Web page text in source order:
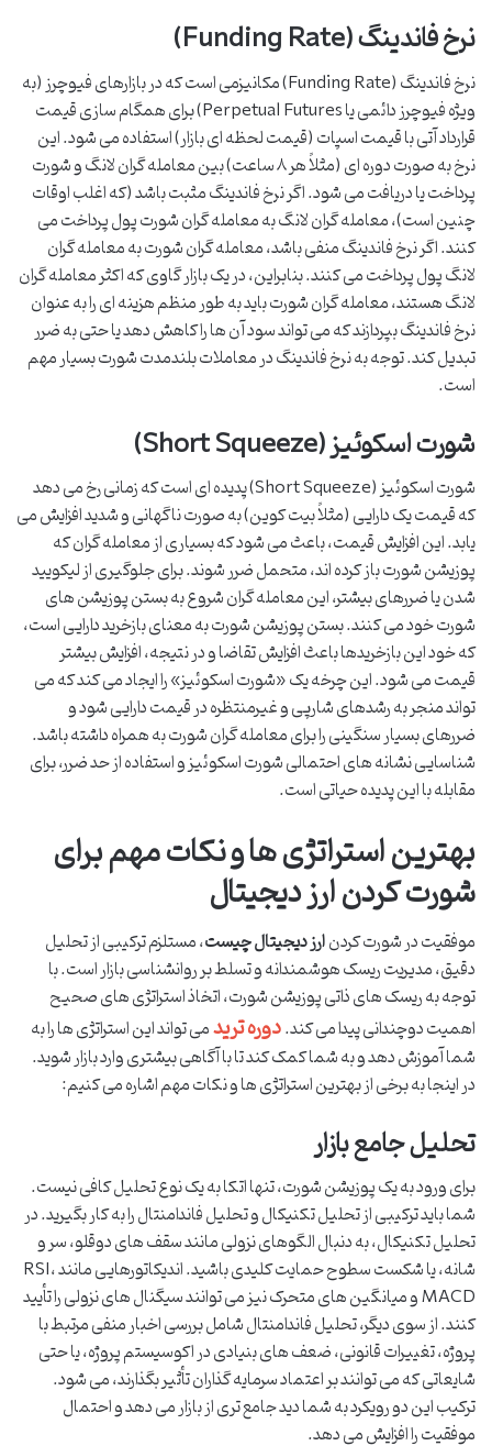
نرخ فاندینگ (Funding Rate)
نرخ فاندینگ (Funding Rate) مکانیزمی است که در بازارهای فیوچرز (به
ویژه فیوچرز دائمی یا Perpetual Futures) برای همگام سازی قیمت
قرارداد آتی با قیمت اسپات (قیمت لحظه ای بازار) استفاده می شود. این
نرخ به صورت دوره ای (مثلاً هر ۸ ساعت) بین معامله گران لانگ و شورت
پرداخت یا دریافت می شود. اگر نرخ فاندینگ مثبت باشد (که اغلب اوقات
چنین است)، معامله گران لانگ به معامله گران شورت پول پرداخت می
کنند. اگر نرخ فاندینگ منفی باشد، معامله گران شورت به معامله گران
لانگ پول پرداخت می کنند. بنابراین، در یک بازار گاوی که اکثر معامله گران
لانگ هستند، معامله گران شورت باید به طور منظم هزینه ای را به عنوان
نرخ فاندینگ بپردازند که می تواند سود آن ها را کاهش دهد یا حتی به ضرر
تبدیل کند. توجه به نرخ فاندینگ در معاملات بلندمدت شورت بسیار مهم
است.
شورت اسکوئیز (Short Squeeze)
شورت اسکوئیز (Short Squeeze) پدیده ای است که زمانی رخ می دهد
که قیمت یک دارایی (مثلاً بیت کوین) به صورت ناگهانی و شدید افزایش می
یابد. این افزایش قیمت، باعث می شود که بسیاری از معامله گران که
پوزیشن شورت باز کرده اند، متحمل ضرر شوند. برای جلوگیری از لیکویید
شدن یا ضررهای بیشتر، این معامله گران شروع به بستن پوزیشن های
شورت خود می کنند. بستن پوزیشن شورت به معنای بازخرید دارایی است،
که خود این بازخریدها باعث افزایش تقاضا و در نتیجه، افزایش بیشتر
قیمت می شود. این چرخه یک «شورت اسکوئیز» را ایجاد می کند که می
تواند منجر به رشدهای شارپی و غیرمنتظره در قیمت دارایی شود و
ضررهای بسیار سنگینی را برای معامله گران شورت به همراه داشته باشد.
شناسایی نشانه های احتمالی شورت اسکوئیز و استفاده از حد ضرر، برای
مقابله با این پدیده حیاتی است.
بهترین استراتژی ها و نکات مهم برای
شورت کردن ارز دیجیتال
موفقیت در شورت کردنارز دیجیتال چیست، مستلزم ترکیبی از تحلیل
دقیق، مدیریت ریسک هوشمندانه و تسلط بر روانشناسی بازار است. با
توجه به ریسک های ذاتی پوزیشن شورت، اتخاذ استراتژی های صحیح
اهمیت دوچندانی پیدا می کند.دوره تریدمی تواند این استراتژی ها را به
شما آموزش دهد و به شما کمک کند تا با آگاهی بیشتری وارد بازار شوید.
در اینجا به برخی از بهترین استراتژی ها و نکات مهم اشاره می کنیم:
تحلیل جامع بازار
برای ورود به یک پوزیشن شورت، تنها اتکا به یک نوع تحلیل کافی نیست.
شما باید ترکیبی از تحلیل تکنیکال و تحلیل فاندامنتال را به کار بگیرید. در
تحلیل تکنیکال، به دنبال الگوهای نزولی مانند سقف های دوقلو، سر و
شانه، یا شکست سطوح حمایت کلیدی باشید. اندیکاتورهایی مانند RSI،
MACD و میانگین های متحرک نیز می توانند سیگنال های نزولی را تأیید
کنند. از سوی دیگر، تحلیل فاندامنتال شامل بررسی اخبار منفی مرتبط با
پروژه، تغییرات قانونی، ضعف های بنیادی در اکوسیستم پروژه، یا حتی
شایعاتی که می توانند بر اعتماد سرمایه گذاران تأثیر بگذارند، می شود.
ترکیب این دو رویکرد به شما دید جامع تری از بازار می دهد و احتمال
موفقیت را افزایش می دهد.